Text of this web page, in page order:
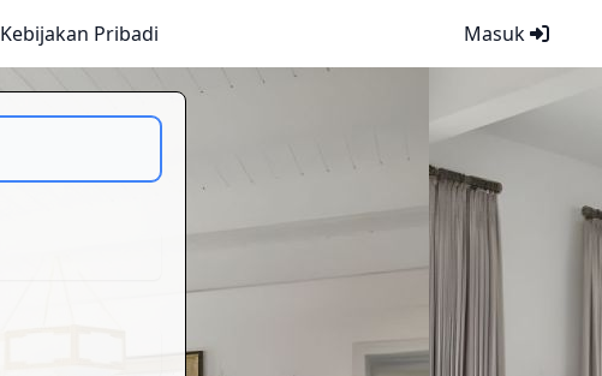
Masuk
Kebijakan Pribadi